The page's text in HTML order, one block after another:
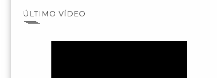
ÚLTIMO VÍDEO